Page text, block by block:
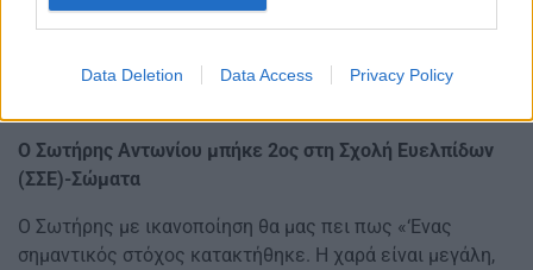
Data Deletion Data Access Privacy Policy
Ο Σωτήρης Αντωνίου μπήκε 2ος στη Σχολή Ευελπίδων
(ΣΣΕ)-Σώματα
Ο Σωτήρης με ικανοποίηση θα μας πει πως «‘Ενας
σημαντικός στόχος κατακτήθηκε. Η χαρά είναι μεγάλη,